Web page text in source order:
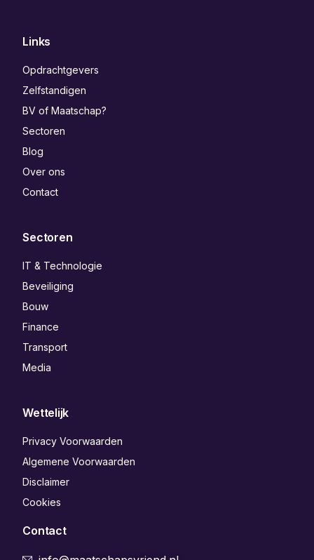
Links
Opdrachtgevers
Zelfstandigen
BV of Maatschap?
Sectoren
Blog
Over ons
Contact
Sectoren
IT & Technologie
Beveiliging
Bouw
Finance
Transport
Media
Wettelijk
Privacy Voorwaarden
Algemene Voorwaarden
Disclaimer
Cookies
Contact